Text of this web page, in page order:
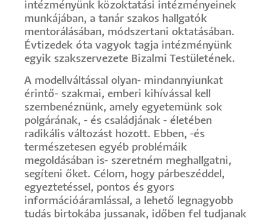
intézményünk közoktatási intézményeinek
munkájában, a tanár szakos hallgatók
mentorálásában, módszertani oktatásában.
Évtizedek óta vagyok tagja intézményünk
egyik szakszervezete Bizalmi Testületének.
A modellváltással olyan- mindannyiunkat
érintő- szakmai, emberi kihívással kell
szembenéznünk, amely egyetemünk sok
polgárának, - és családjának - életében
radikális változást hozott. Ebben, -és
természetesen egyéb problémáik
megoldásában is- szeretném meghallgatni,
segíteni őket. Célom, hogy párbeszéddel,
egyeztetéssel, pontos és gyors
információáramlással, a lehető legnagyobb
tudás birtokába jussanak, időben fel tudjanak